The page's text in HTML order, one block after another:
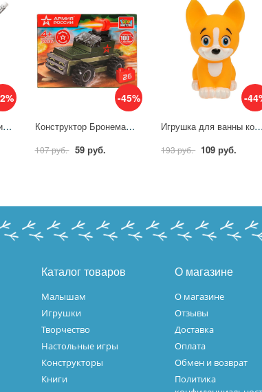
Карандаш чернографитный Maped HB заточенный с ластиком 851721 743473
-45%
Конструктор Бронемашина, 26 дет. Город Мастеров 7376-AA
107 руб. 59 руб.
-
Игрушка для ванны корги 10 см. в
193 руб. 109 руб.
Каталог товаров
Малышам
Игрушки
Творчество
Настольные игры
Конструкторы
Книги
О магазине
О магазине
Отзывы
Доставка
Оплата
Обмен и возврат
Политика